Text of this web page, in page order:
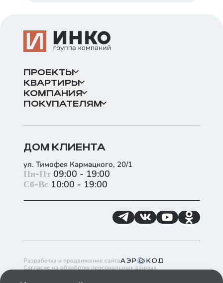
ПРОЕКТЫ
КВАРТИРЫ
КОМПАНИЯ
ПОКУПАТЕЛЯМ
ДОМ КЛИЕНТА
ул. Тимофея Кармацкого, 20/1
Пн-Пт 09:00 - 19:00
Сб-Вс 10:00 - 19:00
Разработка и продвижение сайта
Согласие на обработку персональных данных